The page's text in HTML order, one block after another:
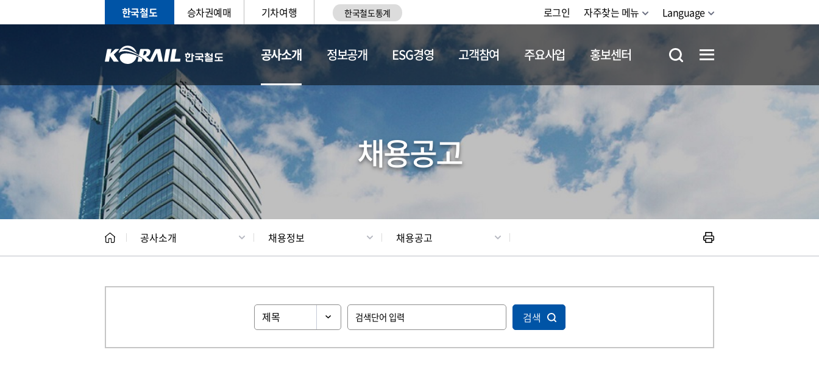
한국철도 승차권예매 기차여행 한국철도통계 로그인 자주찾는 메뉴 Language
공사소개
CEO 일반현황 채용정보
정보공개 ESG경영 고객참여 주요사업 홍보센터
채용공고
공사소개 채용정보 채용공고
검색